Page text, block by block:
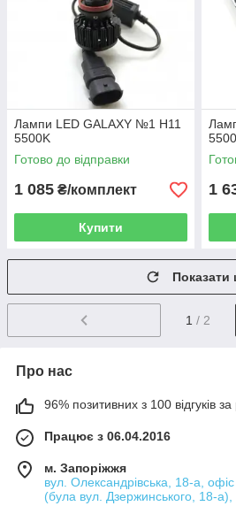
Лампи LED GALAXY №1 H11
5500K
Готово до відправки
1 085 ₴/комплект
Купити
1
Показати
1 / 2
Про нас
96% позитивних з 100 відгуків за
Працює з 06.04.2016
м. Запоріжжя
вул. Олександрівська, 18-а,
(була вул. Дзержинського, 18-а),